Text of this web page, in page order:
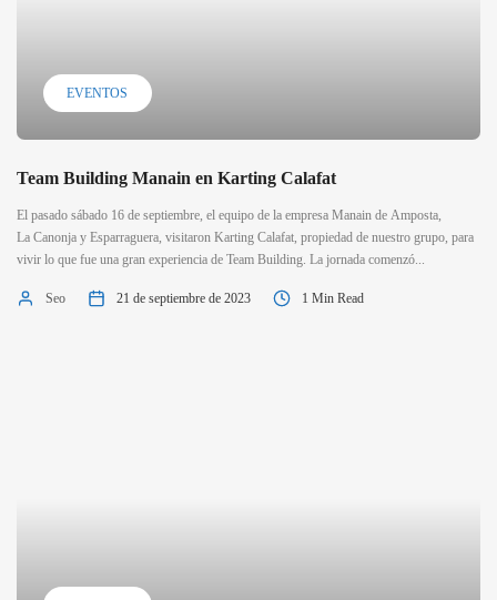
EVENTOS
Team Building Manain en Karting Calafat
El pasado sábado 16 de septiembre, el equipo de la empresa Manain de Amposta,
La Canonja y Esparraguera, visitaron Karting Calafat, propiedad de nuestro grupo, para
vivir lo que fue una gran experiencia de Team Building. La jornada comenzó...
Seo 21 de septiembre de 2023 1 Min Read